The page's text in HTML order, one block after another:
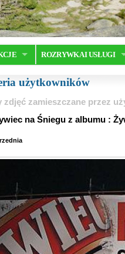
ROZRYWKA I USŁUGI
użytkowników
zdjęć zamieszczane przez
na Śniegu z albumu :